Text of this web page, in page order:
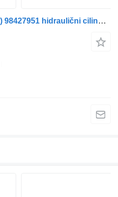
IVECO EuroCargo (01.91-) 98427951 hidraulični cilindar za IVECO EuroCargo (1991-) tegljača